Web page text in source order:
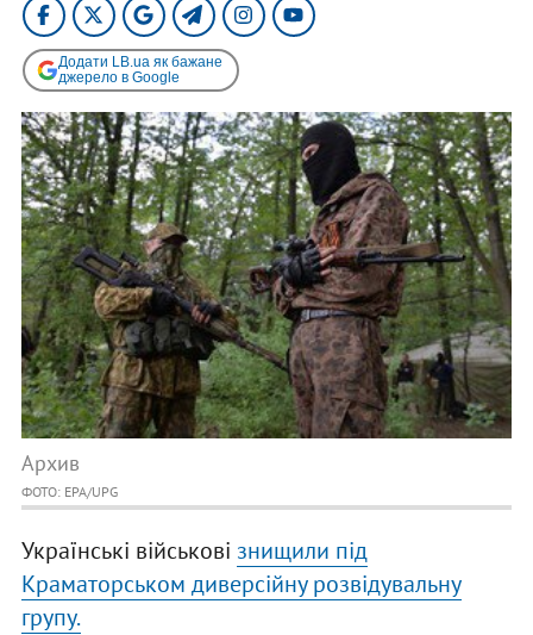
Додати LB.ua як бажане
джерело в Google
Архив
ФОТО: EPA/UPG
Українські військові знищили під
Краматорськом диверсійну розвідувальну
групу.